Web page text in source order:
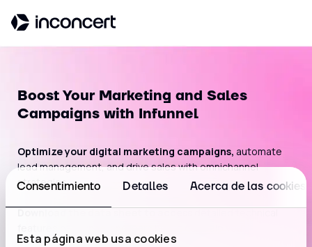
Consentimiento Detalles Acerca de las cookies
Esta página web usa cookies
Boost Your Marketing and Sales
Campaigns with Infunnel
Optimize your digital marketing campaigns, automate
lead management, and drive sales with omnichannel
strategies.
Download the data sheet to accessdetailed technical
First Name*
Email*
Company